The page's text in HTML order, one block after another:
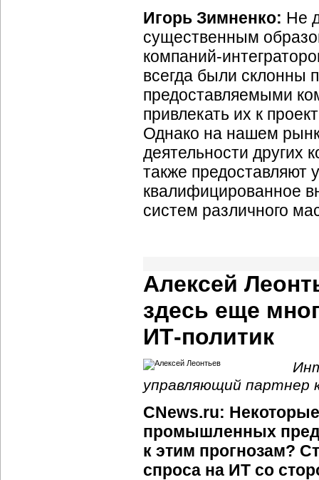
Игорь Зимненко: Не
существенным
компаний-
всегда были склонны
предоставляемыми
привлекать их к
Однако на нашем
деятельности других
также предоставляют
квалифицированное
систем различного
Алексей
здесь еще
ИТ-политик
управляющий партнер
CNews.ru:
промышленных
к этим прогнозам?
спроса на ИТ со